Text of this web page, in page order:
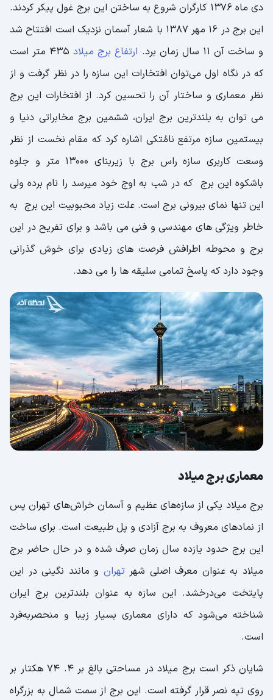
پل معلق
کاربازیا
اتاق فرار (اسکیپ روم انیگما)
پینت بال برج میلاد
رستوران ها و کافه های برج میلاد
اطلاعات تکمیلی از برج میلاد تهران
چگونه به برج میلاد برویم؟
دی ماه 1376 کارگران شروع به ساختن این برج غول پیکر کردند.
این برج در 16 مهر 1387 با شعار آسمان نزدیک است افتتاح شد
و ساخت آن 11 سال زمان برد.
ارتفاع برج میلاد
435 متر است
که در نگاه اول می‌توان افتخارات این سازه را در نظر گرفت و از
نظر معماری و ساختار آن را تحسین کرد. از افتخارات این برج
می توان به بلندترین برج ایران، ششمین برج مخابراتی دنیا و
بیستمین سازه مرتفع نامُتکی اشاره کرد که مقام نخست از نظر
وسعت کاربری سازه راس برج با زیربنای ۱۳۰۰۰ متر و جلوه
باشکوه این برج که در شب به اوج خود میرسد را نام برده ولی
این تنها نمای بیرونی برج است. علت زیاد محبوبیت این برج به
خاطر ویژگی های مهندسی و فنی می باشد و برای تفریح در این
برج و محوطه اطرافش فرصت های زیادی برای خوش گذرانی
وجود دارد که پاسخ تمامی سلیقه ها را می دهد.
معماری برج میلاد
برج میلاد یکی از سازه‌های عظیم و آسمان خراش‌های تهران پس
از نماد‌های معروف به برج آزادی و پل طبیعت است. برای ساخت
این برج حدود یازده سال زمان صرف شده و در حال حاضر برج
میلاد به عنوان معرف اصلی شهرتهران و مانند نگینی در این
پایتخت می‌درخشد. این سازه به عنوان بلندترین برج ایران
شناخته می‌شود که دارای معماری بسیار زیبا و منحصربه‌فرد
است.
شایان ذکر است برج میلاد در مساحتی بالغ بر ۴. ۷۴ هکتار بر
روی تپه‌ نصر قرار گرفته است. این برج از سمت شمال به بزرگراه